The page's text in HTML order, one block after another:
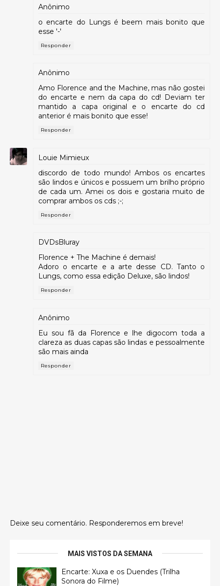
Anônimo
o encarte do Lungs é beem mais bonito que
esse '-'
Responder
Anônimo
Amo Florence and the Machine, mas não gostei
do encarte e nem da capa do cd! Deviam ter
mantido a capa original e o encarte do cd
anterior é mais bonito que esse!
Responder
Louie Mimieux
discordo de todo mundo! Ambos os encartes
são lindos e únicos e possuem um brilho próprio
de cada um. Amei os dois e gostaria muito de
comprar ambos os cds ;-;
Responder
DVDsBluray
Florence + The Machine é demais!
Adoro o encarte e a arte desse CD. Tanto o
Lungs, como essa edição Deluxe, são lindos!
Responder
Anônimo
Eu sou fã da Florence e lhe digocom toda a
clareza as duas capas são lindas e pessoalmente
são mais ainda
Responder
Deixe seu comentário. Responderemos em breve!
MAIS VISTOS DA SEMANA
Encarte: Xuxa e os Duendes (Trilha
Sonora do Filme)